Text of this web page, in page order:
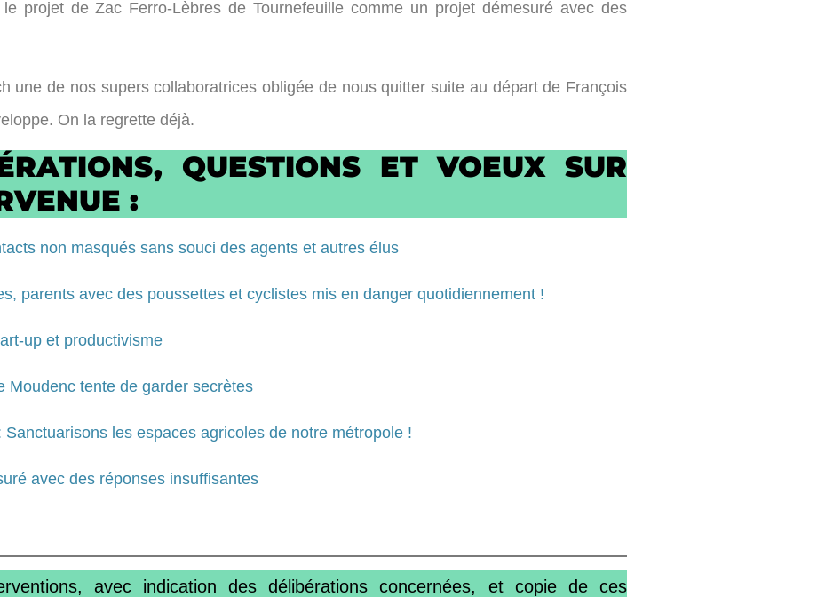
projet de Zac Ferro-Lèbres de Tournefeuille comme un projet démesuré avec des
une de nos supers collaboratrices obligée de nous quitter suite au départ de François
On la regrette déjà.
QUESTIONS ET VOEUX SUR
:
non masqués sans souci des agents et autres élus
parents avec des poussettes et cyclistes mis en danger quotidiennement !
up et productivisme
Moudenc tente de garder secrètes
les espaces agricoles de notre métropole !
avec des réponses insuffisantes
avec indication des délibérations concernées, et copie de ces